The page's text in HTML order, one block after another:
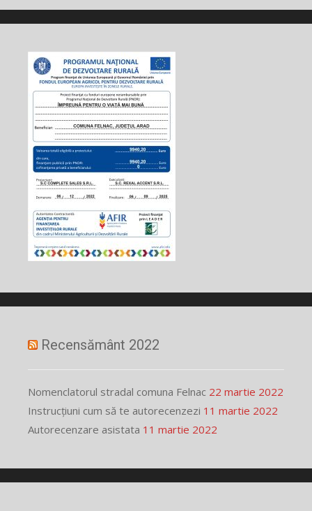
Recensământ 2022
Nomenclatorul stradal comuna Felnac 22 martie 2022
Instrucțiuni cum să te autorecenzezi 11 martie 2022
Autorecenzare asistata 11 martie 2022